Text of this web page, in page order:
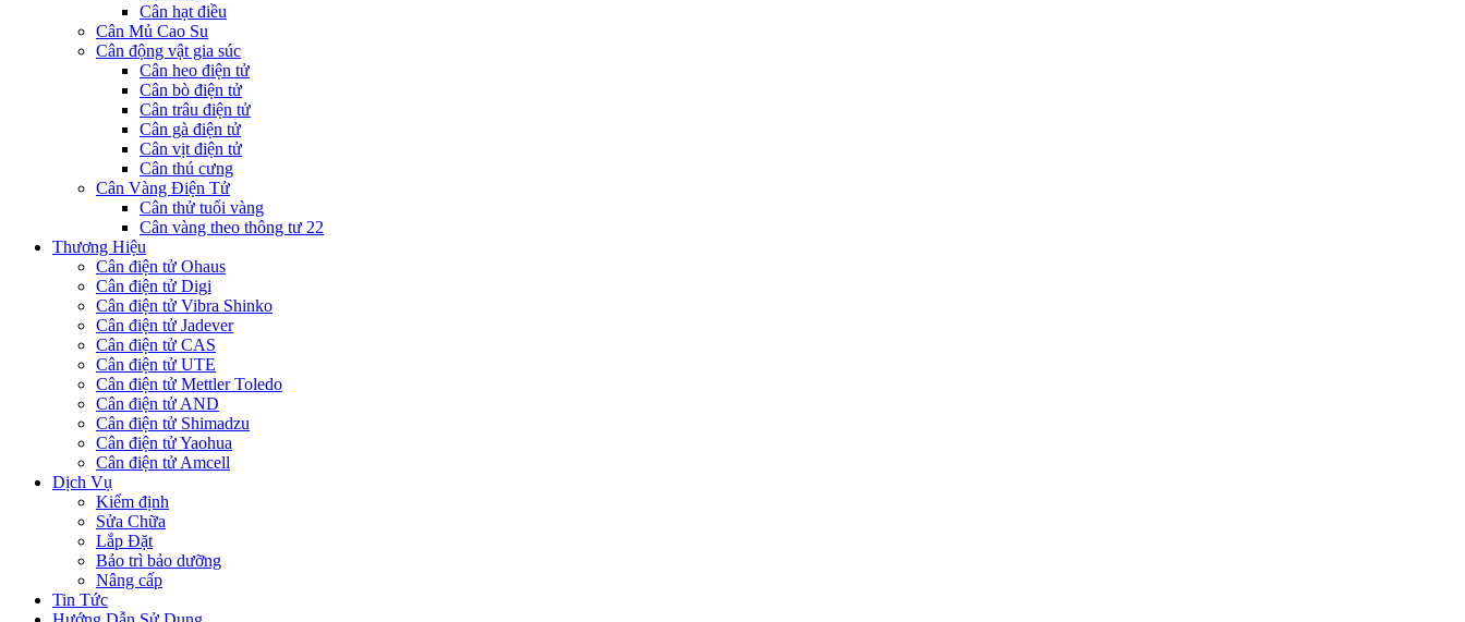
Cân hạt điều
Cân Mủ Cao Su
Cân động vật gia súc
Cân heo điện tử
Cân bò điện tử
Cân trâu điện tử
Cân gà điện tử
Cân vịt điện tử
Cân thú cưng
Cân Vàng Điện Tử
Cân thử tuổi vàng
Cân vàng theo thông tư 22
Thương Hiệu
Cân điện tử Ohaus
Cân điện tử Digi
Cân điện tử Vibra Shinko
Cân điện tử Jadever
Cân điện tử CAS
Cân điện tử UTE
Cân điện tử Mettler Toledo
Cân điện tử AND
Cân điện tử Shimadzu
Cân điện tử Yaohua
Cân điện tử Amcell
Dịch Vụ
Kiểm định
Sửa Chữa
Lắp Đặt
Bảo trì bảo dưỡng
Nâng cấp
Tin Tức